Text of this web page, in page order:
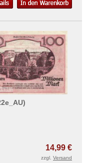
14,99 €
zzgl. Versand